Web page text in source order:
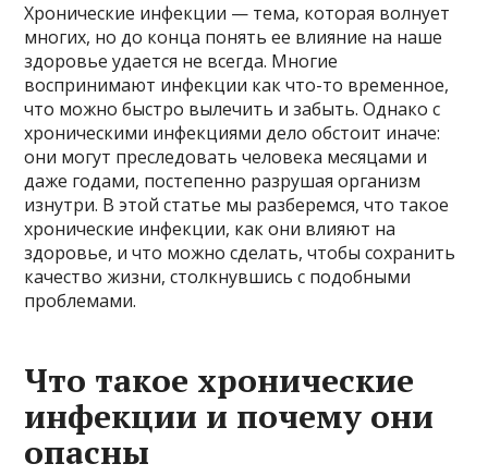
Хронические инфекции — тема, которая волнует
многих, но до конца понять ее влияние на наше
здоровье удается не всегда. Многие
воспринимают инфекции как что-то временное,
что можно быстро вылечить и забыть. Однако с
хроническими инфекциями дело обстоит иначе:
они могут преследовать человека месяцами и
даже годами, постепенно разрушая организм
изнутри. В этой статье мы разберемся, что такое
хронические инфекции, как они влияют на
здоровье, и что можно сделать, чтобы сохранить
качество жизни, столкнувшись с подобными
проблемами.
Что такое хронические
инфекции и почему они
опасны